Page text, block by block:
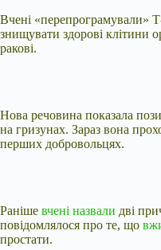
Вчені «перепрограмували»
знищувати здорові клітини
ракові.
Нова речовина показала
на гризунах. Зараз вона
перших добровольцях.
Раніше вчені назвали дві
повідомлялося про те, що
простати.